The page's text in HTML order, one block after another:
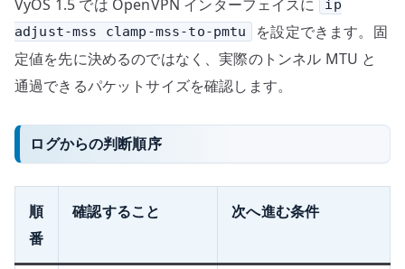
VyOS 1.5 では OpenVPN インターフェイスに
ip
adjust-mss clamp-mss-to-pmtu
を設定できます。固
定値を先に決めるのではなく、実際のトンネル MTU と
通過できるパケットサイズを確認します。
ログからの判断順序
順
番
確認すること 次へ進む条件